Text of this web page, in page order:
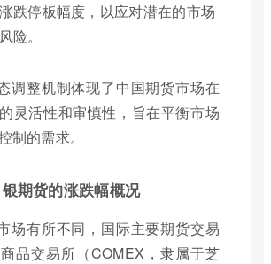
跌停板幅度，以应对潜在的市场
险。
调整机制体现了中国期货市场在
灵活性和审慎性，旨在平衡市场
制的需求。
期货的涨跌幅概况
场有所不同，国际主要期货交易
品交易所（COMEX，隶属于芝